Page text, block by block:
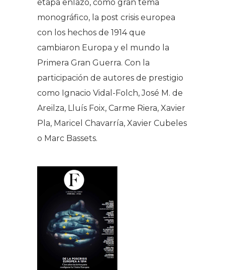
etapa enlazó, como gran tema
monográfico, la post crisis europea
con los hechos de 1914 que
cambiaron Europa y el mundo la
Primera Gran Guerra. Con la
participación de autores de prestigio
como Ignacio Vidal-Folch, José M. de
Areilza, Lluís Foix, Carme Riera, Xavier
Pla, Maricel Chavarría, Xavier Cubeles
o Marc Bassets.